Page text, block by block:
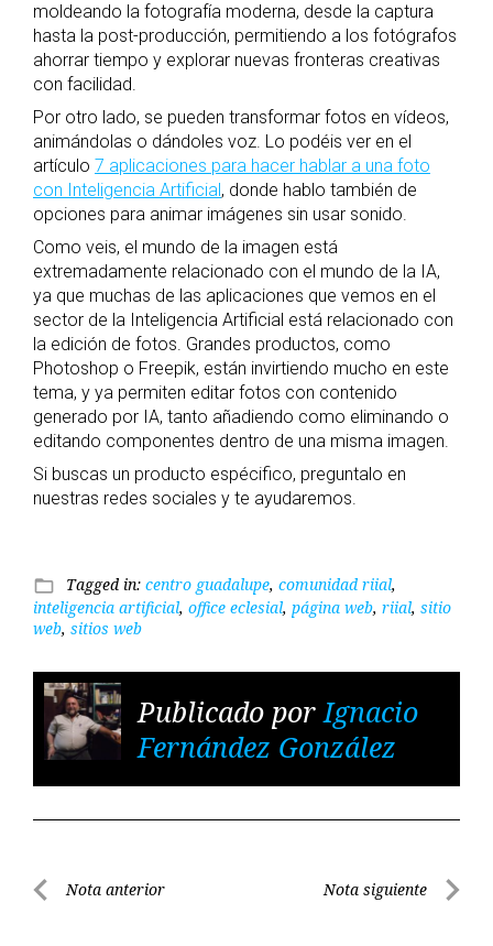
moldeando la fotografía moderna, desde la captura
hasta la post-producción, permitiendo a los fotógrafos
ahorrar tiempo y explorar nuevas fronteras creativas
con facilidad.
Por otro lado, se pueden transformar fotos en vídeos,
animándolas o dándoles voz. Lo podéis ver en el
artículo 7 aplicaciones para hacer hablar a una foto
con Inteligencia Artificial, donde hablo también de
opciones para animar imágenes sin usar sonido.
Como veis, el mundo de la imagen está
extremadamente relacionado con el mundo de la IA,
ya que muchas de las aplicaciones que vemos en el
sector de la Inteligencia Artificial está relacionado con
la edición de fotos. Grandes productos, como
Photoshop o Freepik, están invirtiendo mucho en este
tema, y ya permiten editar fotos con contenido
generado por IA, tanto añadiendo como eliminando o
editando componentes dentro de una misma imagen.
Si buscas un producto espécifico, preguntalo en
nuestras redes sociales y te ayudaremos.
folder_open Tagged in: centro guadalupe, comunidad riial,
inteligencia artificial, office eclesial, página web, riial, sitio
web, sitios web
Publicado porIgnacio
Fernández González
Navegación
Nota anterior Nota siguiente